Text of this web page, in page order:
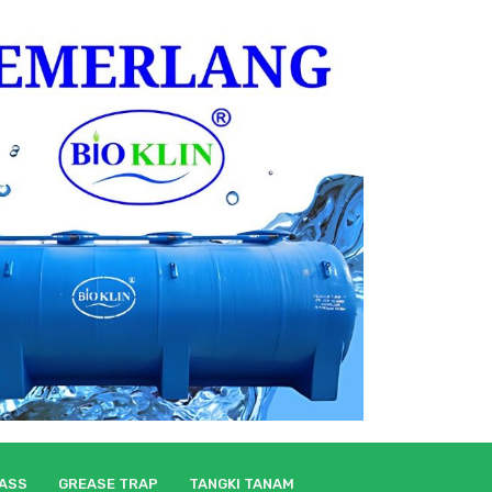
GREASE TRAP TANGKI TANAM